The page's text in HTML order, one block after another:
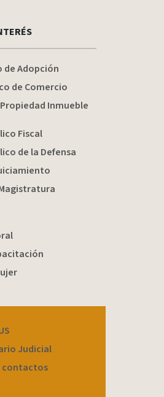
de Adopción
de Comercio
Inmueble
Fiscal
de la Defensa
Judicial
contactos